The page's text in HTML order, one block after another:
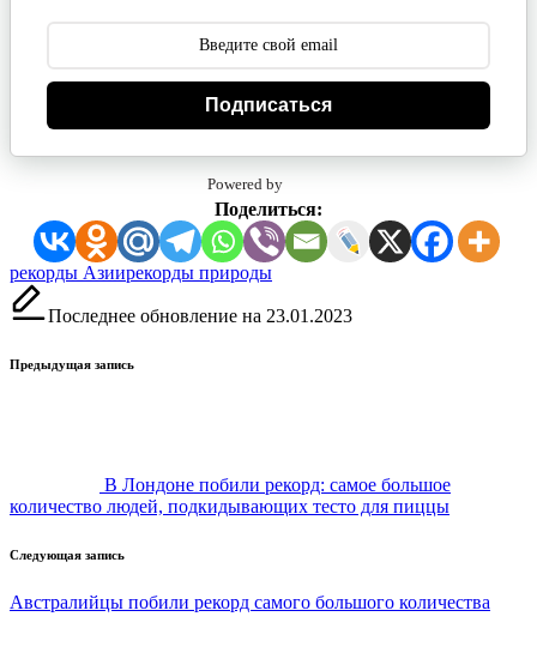
Подписаться
Powered by
Поделиться:
Метки:
рекорды Азиирекорды природы
Последнее обновление на 23.01.2023
Навигация
Предыдущая запись
В Лондоне побили рекорд: самое большое
количество людей, подкидывающих тесто для пиццы
Следующая запись
Австралийцы побили рекорд самого большого количества